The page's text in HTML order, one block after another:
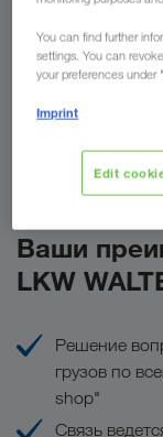
Страна
Сделать
Ваши
LKW
Решение
грузов по
shop"
Связь
You can find further
settings. You can
your preferences under
Imprint
Edit